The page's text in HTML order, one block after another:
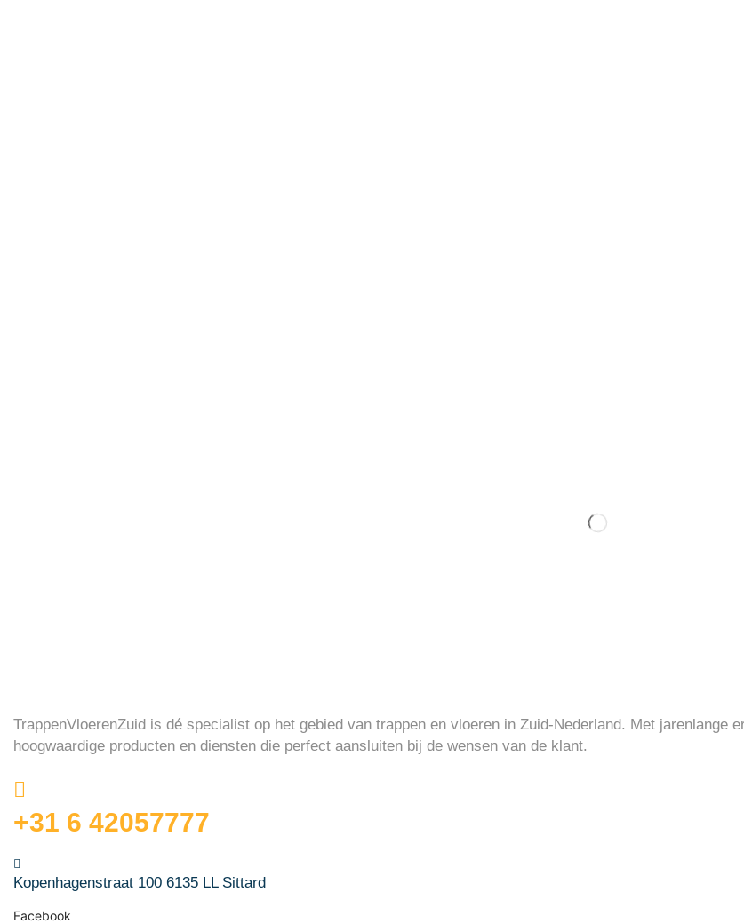
TrappenVloerenZuid is dé specialist op het gebied van trappen en vloeren in Zuid-Nederland. Met
hoogwaardige producten en diensten die perfect aansluiten bij de wensen van de klant.
+31 6 42057777
Kopenhagenstraat 100 6135 LL Sittard
Facebook